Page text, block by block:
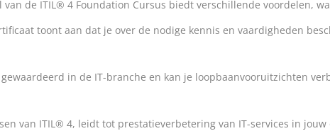
de ITIL® 4 Foundation Cursus biedt verschillende voordelen,
toont aan dat je over de nodige kennis en vaardigheden
in de IT-branche en kan je loopbaanvooruitzichten
van ITIL® 4, leidt tot prestatieverbetering van IT-services in